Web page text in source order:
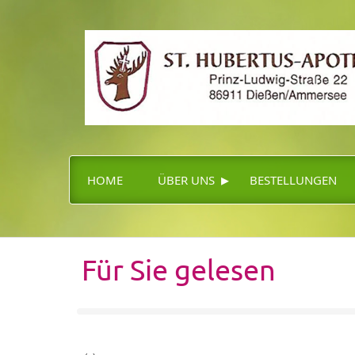
HOME ÜBER UNS ▸ BESTELLUNGEN
Für Sie gelesen